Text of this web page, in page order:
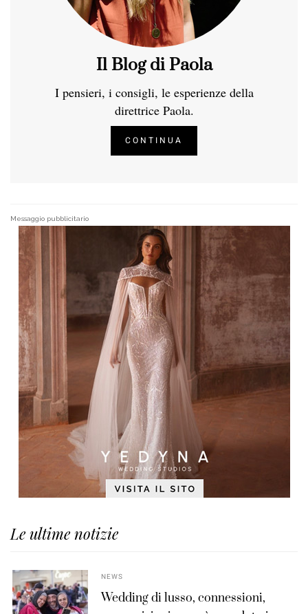
Il Blog di Paola
I pensieri, i consigli, le esperienze della
direttrice Paola.
CONTINUA
Messaggio pubblicitario
Le ultime notizie
NEWS
Wedding di lusso, connessioni,